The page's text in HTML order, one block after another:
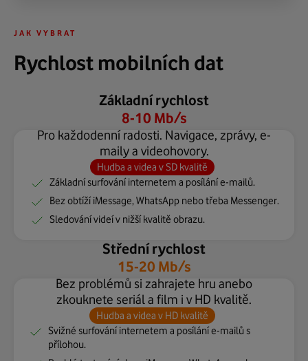
JAK VYBRAT
Rychlost mobilních dat
Základní rychlost
8-10 Mb/s
Pro každodenní radosti. Navigace, zprávy, e-
maily a videohovory.
Hudba a videa v SD kvalitě
Základní surfování internetem a posílání e-mailů.
Bez obtíží iMessage, WhatsApp nebo třeba Messenger.
Sledování videí v nižší kvalitě obrazu.
Střední rychlost
15-20 Mb/s
Bez problémů si zahrajete hru anebo
zkouknete seriál a film i v HD kvalitě.
Hudba a videa v HD kvalitě
Svižné surfování internetem a posílání e-mailů s
přílohou.